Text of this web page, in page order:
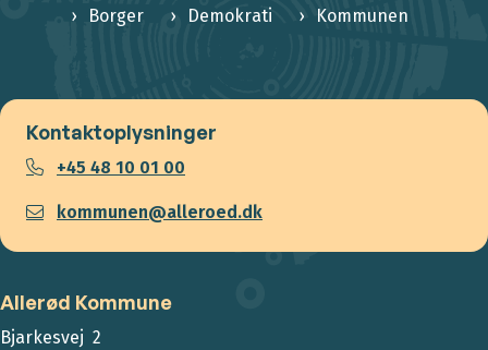
Borger Demokrati Kommunen
Kontaktoplysninger
+45 48 10 01 00
kommunen@alleroed.dk
Allerød Kommune
Bjarkesvej 2